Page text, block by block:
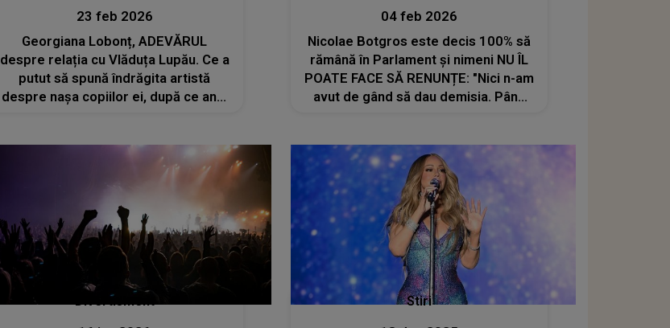
23 feb 2026
Georgiana Lobonț, ADEVĂRUL
despre relația cu Vlăduța Lupău. Ce a
putut să spună îndrăgita artistă
despre nașa copiilor ei, după ce anul
04 feb 2026
Nicolae Botgros este decis 100% să
rămână în Parlament și nimeni NU ÎL
POATE FACE SĂ RENUNȚE: "Nici n-am
avut de gând să dau demisia. Până
Divertisment Stiri